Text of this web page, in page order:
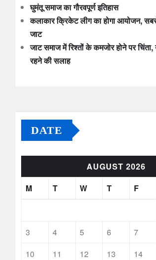
घुमंतू समाज का गौरवपूर्ण इतिहास
कलाकार क्रिकेट लीग का होगा आयोजन,
जाट
जाट समाज में रिश्तों के कमजोर होने पर
रहने की सलाह
DATE
AUGUST 2026
M
T W T F
3
4 5 6 7
10
11 12 13 14